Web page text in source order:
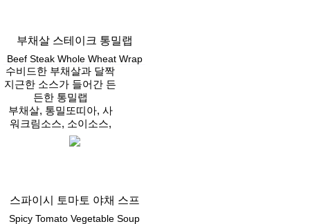
부채살 스테이크 통밀랩
Beef Steak Whole Wheat Wrap
수비드한 부채살과 달짝
지근한 소스가 들어간 든
든한 통밀랩
부채살, 통밀또띠아, 사
워크림소스, 소이소스,
샐러드, 적채, 양파후레
이크
스파이시 토마토 야채 스프
Spicy Tomato Vegetable Soup